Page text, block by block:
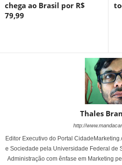
chega ao Brasil por R$
79,99
Thales
http://
Editor Executivo do Portal
e Sociedade pela Universidade Federal de
Administração com ênfase em Marketing